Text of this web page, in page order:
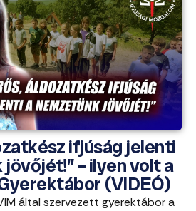
ifjúság jelenti
– ilyen volt a
(VIDEÓ)
által szervezett gyerektábor a